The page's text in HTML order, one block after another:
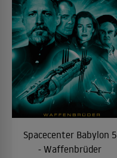
Spacecenter Babylon 5
- Waffenbrüder